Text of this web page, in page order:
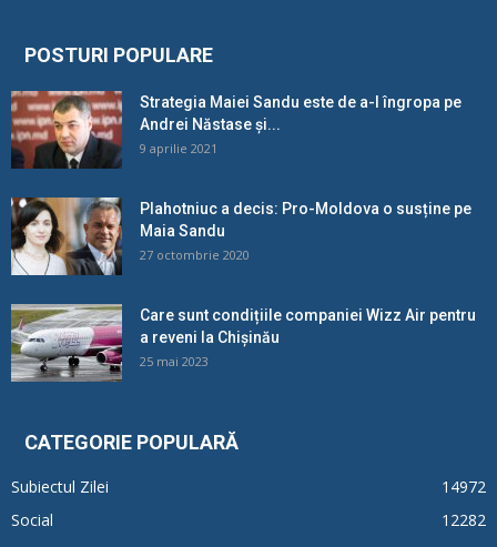
POSTURI POPULARE
Strategia Maiei Sandu este de a-l îngropa pe
Andrei Năstase și...
9 aprilie 2021
Plahotniuc a decis: Pro-Moldova o susține pe
Maia Sandu
27 octombrie 2020
Care sunt condițiile companiei Wizz Air pentru
a reveni la Chișinău
25 mai 2023
CATEGORIE POPULARĂ
Subiectul Zilei
14972
Social
12282